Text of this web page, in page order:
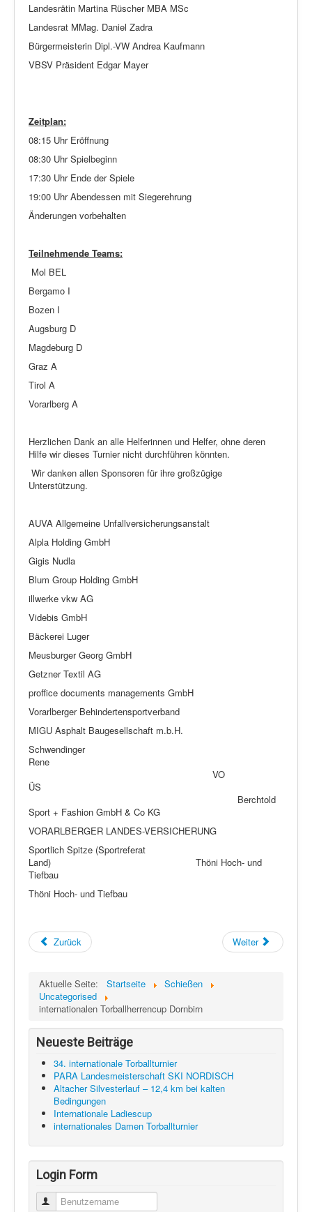
Landesrätin Martina Rüscher MBA MSc
Landesrat MMag. Daniel Zadra
Bürgermeisterin Dipl.-VW Andrea Kaufmann
VBSV Präsident Edgar Mayer
Zeitplan:
08:15 Uhr Eröffnung
08:30 Uhr Spielbeginn
17:30 Uhr Ende der Spiele
19:00 Uhr Abendessen mit Siegerehrung
Änderungen vorbehalten
Teilnehmende Teams:
Mol BEL
Bergamo I
Bozen I
Augsburg D
Magdeburg D
Graz A
Tirol A
Vorarlberg A
Herzlichen Dank an alle Helferinnen und Helfer, ohne deren
Hilfe wir dieses Turnier nicht durchführen könnten.
Wir danken allen Sponsoren für ihre großzügige
Unterstützung.
AUVA Allgemeine Unfallversicherungsanstalt
Alpla Holding GmbH
Gigis Nudla
Blum Group Holding GmbH
illwerke vkw AG
Videbis GmbH
Bäckerei Luger
Meusburger Georg GmbH
Getzner Textil AG
proffice documents managements GmbH
Vorarlberger Behindertensportverband
MIGU Asphalt Baugesellschaft m.b.H.
Schwendinger
Rene
VO
ÜS
Berchtold
Sport + Fashion GmbH & Co KG
VORARLBERGER LANDES-VERSICHERUNG
Sportlich Spitze (Sportreferat
Land) Thöni Hoch- und
Tiefbau
Thöni Hoch- und Tiefbau
Zurück Weiter
Aktuelle Seite: Startseite
Schießen
Uncategorised
internationalen Torballherrencup Dornbirn
Neueste Beiträge
34. internationale Torballturnier
PARA Landesmeisterschaft SKI NORDISCH
Altacher Silvesterlauf – 12,4 km bei kalten
Bedingungen
Internationale Ladiescup
internationales Damen Torballturnier
Login Form
Benutzername